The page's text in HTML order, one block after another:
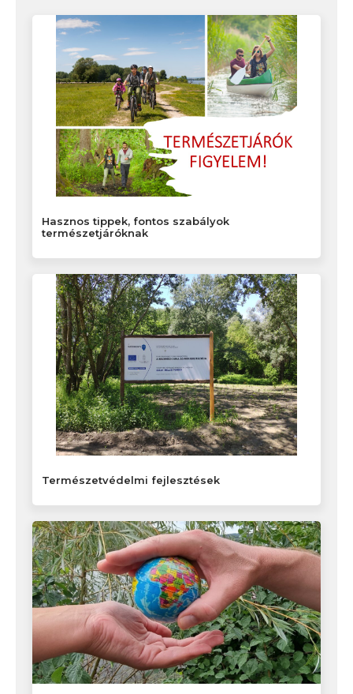
Hasznos tippek, fontos szabályok
természetjáróknak
Természetvédelmi fejlesztések